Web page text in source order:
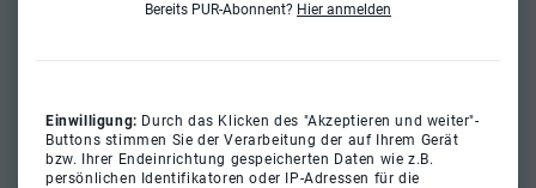
Bereits PUR-Abonnent? Hier anmelden
Einwilligung: Durch das Klicken des "Akzeptieren und weiter"-
Buttons stimmen Sie der Verarbeitung der auf Ihrem Gerät
bzw. Ihrer Endeinrichtung gespeicherten Daten wie z.B.
persönlichen Identifikatoren oder IP-Adressen für die